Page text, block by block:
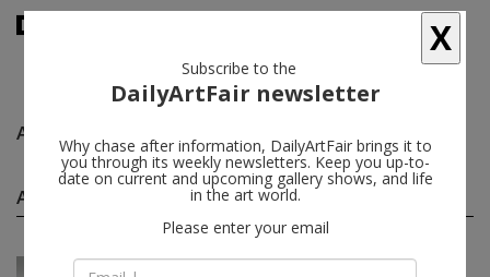
Adrian Altintas
Adrian Altintas group shows(2)
Jul 10 - Aug 14, 2026
X
Subscribe to the
DailyArtFair newsletter
Why chase after information, DailyArtFair brings it to
you through its weekly newsletters. Keep you up-to-
date on current and upcoming gallery shows, and life
in the art world.
Please enter your email